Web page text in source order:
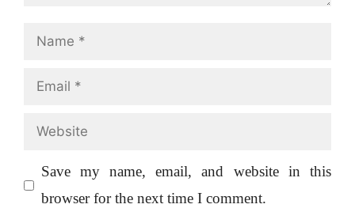
Name
Email
Website
Save my name, email, and website in this
browser for the next time I comment.